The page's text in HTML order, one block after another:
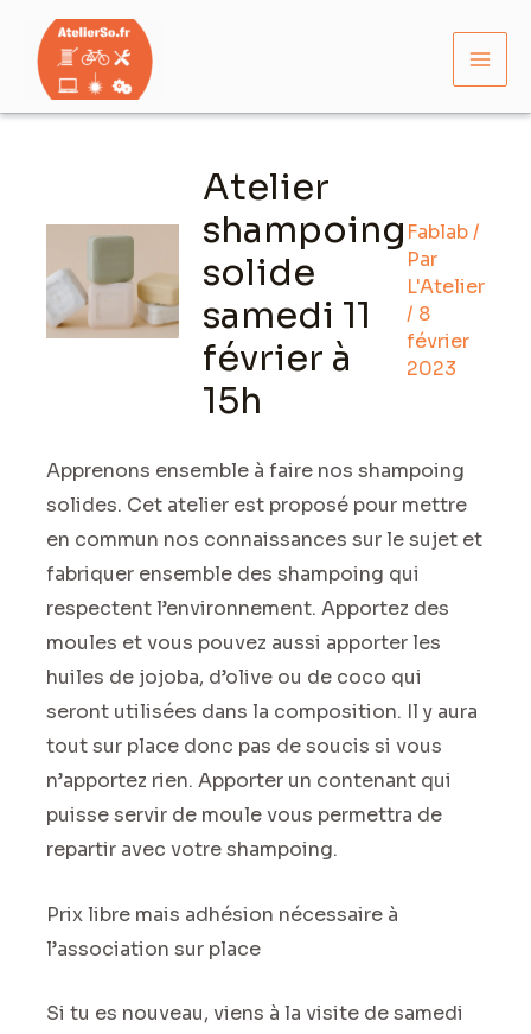
contenu
Atelier
shampoing
solide
samedi 11
février à
15h
Fablab/
Par
L'Atelier
/ 8
février
2023
Apprenons ensemble à faire nos shampoing
solides. Cet atelier est proposé pour mettre
en commun nos connaissances sur le sujet et
fabriquer ensemble des shampoing qui
respectent l’environnement. Apportez des
moules et vous pouvez aussi apporter les
huiles de jojoba, d’olive ou de coco qui
seront utilisées dans la composition. Il y aura
tout sur place donc pas de soucis si vous
n’apportez rien. Apporter un contenant qui
puisse servir de moule vous permettra de
repartir avec votre shampoing.
Prix libre mais adhésion nécessaire à
l’association sur place
Si tu es nouveau, viens à la visite de samedi
Navigation